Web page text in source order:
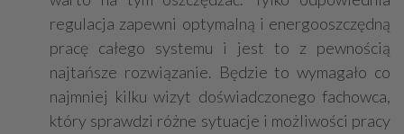
regulacja zapewni optymalną i energooszczędną
pracę całego systemu i jest to z pewnością
najtańsze rozwiązanie. Będzie to wymagało co
najmniej kilku wizyt doświadczonego fachowca,
który sprawdzi różne sytuacje i możliwości pracy